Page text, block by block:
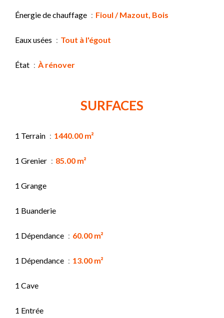
Énergie de chauffage Fioul / Mazout, Bois
Eaux usées Tout à l'égout
État À rénover
SURFACES
1 Terrain 1440.00 m²
1 Grenier 85.00 m²
1 Grange
1 Buanderie
1 Dépendance 60.00 m²
1 Dépendance 13.00 m²
1 Cave
1 Entrée